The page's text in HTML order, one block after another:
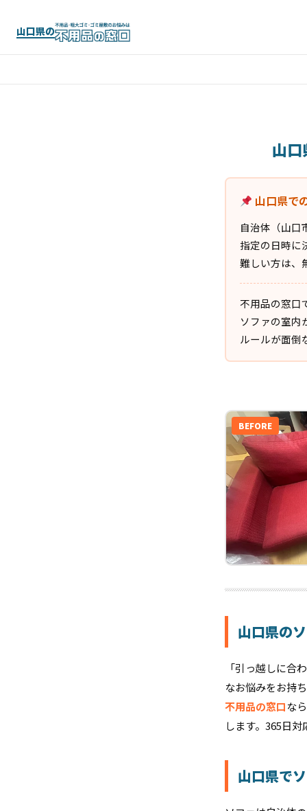
山口県の
山
山口県で
自治体（山口
指定の日時に
難しい方は、
不用品の窓口
ソファの室内
ルールが面倒
BEFORE
山口県の
「引っ越しに合
なお悩みをお持
不用品の窓口な
します。365日
山口県で